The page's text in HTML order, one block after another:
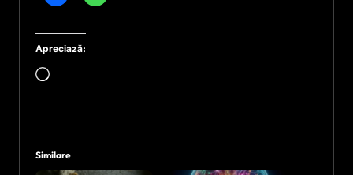
Apreciază:
Încarc...
Similare